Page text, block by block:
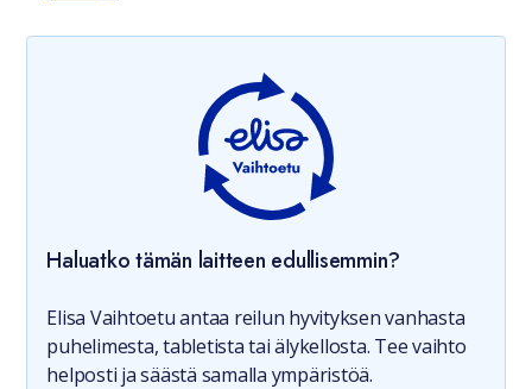
Haluatko tämän laitteen edullisemmin?
Elisa Vaihtoetu antaa reilun hyvityksen vanhasta
puhelimesta, tabletista tai älykellosta. Tee vaihto
helposti ja säästä samalla ympäristöä.